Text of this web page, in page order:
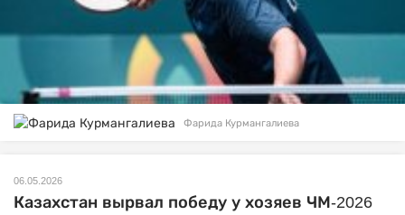
Фарида Курмангалиева
06.05.2026
Казахстан вырвал победу у хозяев ЧМ-2026